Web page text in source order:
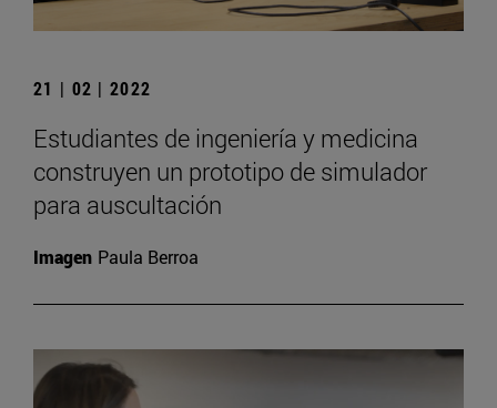
21 | 02 | 2022
Estudiantes de ingeniería y medicina
construyen un prototipo de simulador
para auscultación
Imagen Paula Berroa